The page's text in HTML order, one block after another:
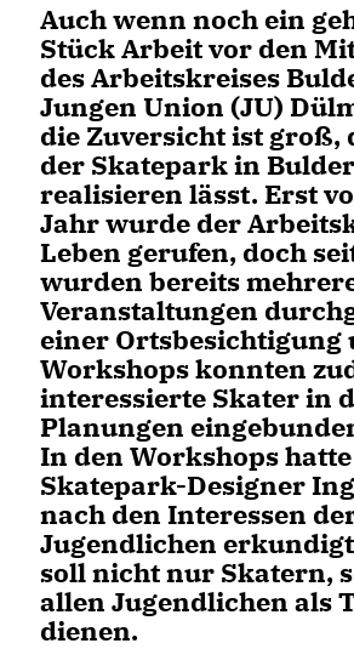
Auch wenn noch ein
Stück Arbeit vor den
des Arbeitskreises
Jungen Union (JU)
die Zuversicht ist groß,
der Skatepark in
realisieren lässt. Erst
Jahr wurde der
Leben gerufen, doch
wurden bereits
Veranstaltungen
einer Ortsbesichtigung
Workshops konnten
interessierte Skater in
Planungen
In den Workshops
Skatepark-Designer
nach den Interessen
Jugendlichen
soll nicht nur Skatern,
allen Jugendlichen als
dienen.